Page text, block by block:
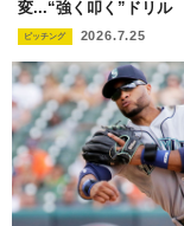
変...“強く叩く”ドリル
ピッチング 2026.7.25